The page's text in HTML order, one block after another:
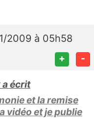
2009 à 05h58
+ -
a écrit
et la remise
vidéo et je publie